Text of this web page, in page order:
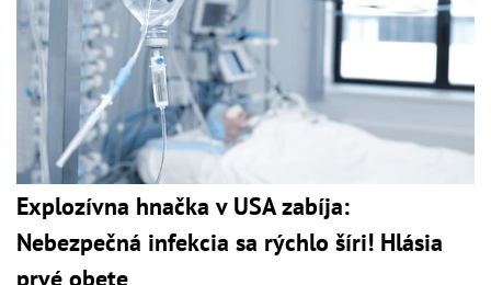
Explozívna hnačka v USA zabíja:
Nebezpečná infekcia sa rýchlo šíri! Hlásia
prvé obete